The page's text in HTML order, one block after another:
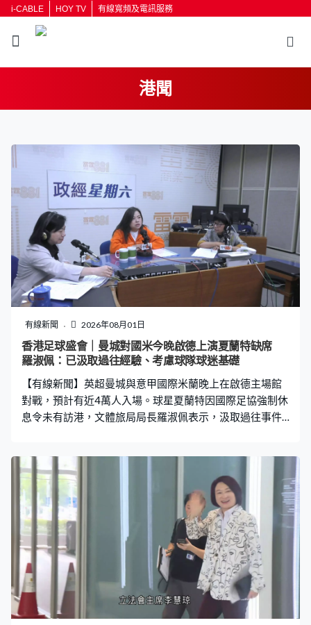
i-CABLE HOY TV 有線寬頻及電訊服務
港聞
按輸入鍵開始搜尋
有線新聞 2026年08月01日
香港足球盛會｜曼城對國米今晚啟德上演夏蘭特缺席
羅淑佩：已汲取過往經驗、考慮球隊球迷基礎
【有線新聞】英超曼城與意甲國際米蘭晚上在啟德主場館
對戰，預計有近4萬人入場。球星夏蘭特因國際足協強制休
息令未有訪港，文體旅局局長羅淑佩表示，汲取過往事件
大家平日對他們不太熟悉，而是靠一個超級巨星，無論超
級巨星因為甚麼原因不能落場，大家的失望很大的。所以
我們現在請回來的外隊，一定是本身基本盤很強。基本盤
是甚麼？是球迷基礎很強。」